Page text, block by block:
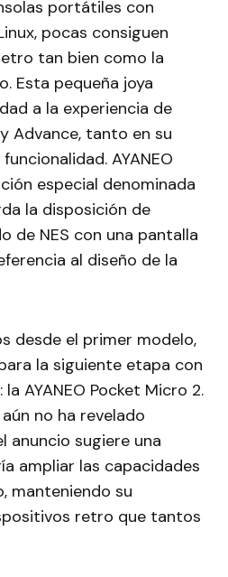
portátiles con
pocas consiguen
tan bien como la
Esta pequeña joya
a la experiencia de
Advance, tanto en su
AYANEO
especial denominada
la disposición de
de NES con una pantalla
al diseño de la
desde el primer modelo,
la siguiente etapa con
AYANEO Pocket Micro 2.
no ha revelado
anuncio sugiere una
ampliar las capacidades
manteniendo su
retro que tantos